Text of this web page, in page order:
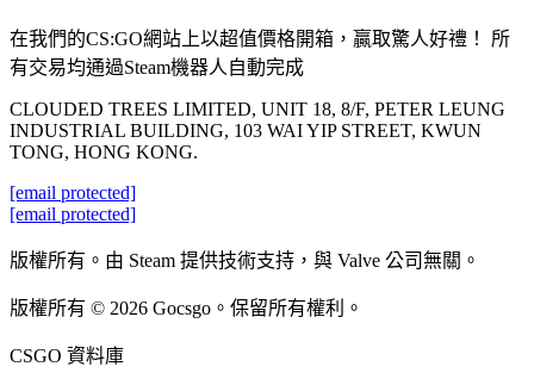
在我們的CS:GO網站上以超值價格開箱，贏取驚人好禮！ 所
有交易均通過Steam機器人自動完成
CLOUDED TREES LIMITED, UNIT 18, 8/F, PETER LEUNG
INDUSTRIAL BUILDING, 103 WAI YIP STREET, KWUN
TONG, HONG KONG.
[email protected]
[email protected]
版權所有。由 Steam 提供技術支持，與 Valve 公司無關。
版權所有 © 2026 Gocsgo。保留所有權利。
CSGO 資料庫